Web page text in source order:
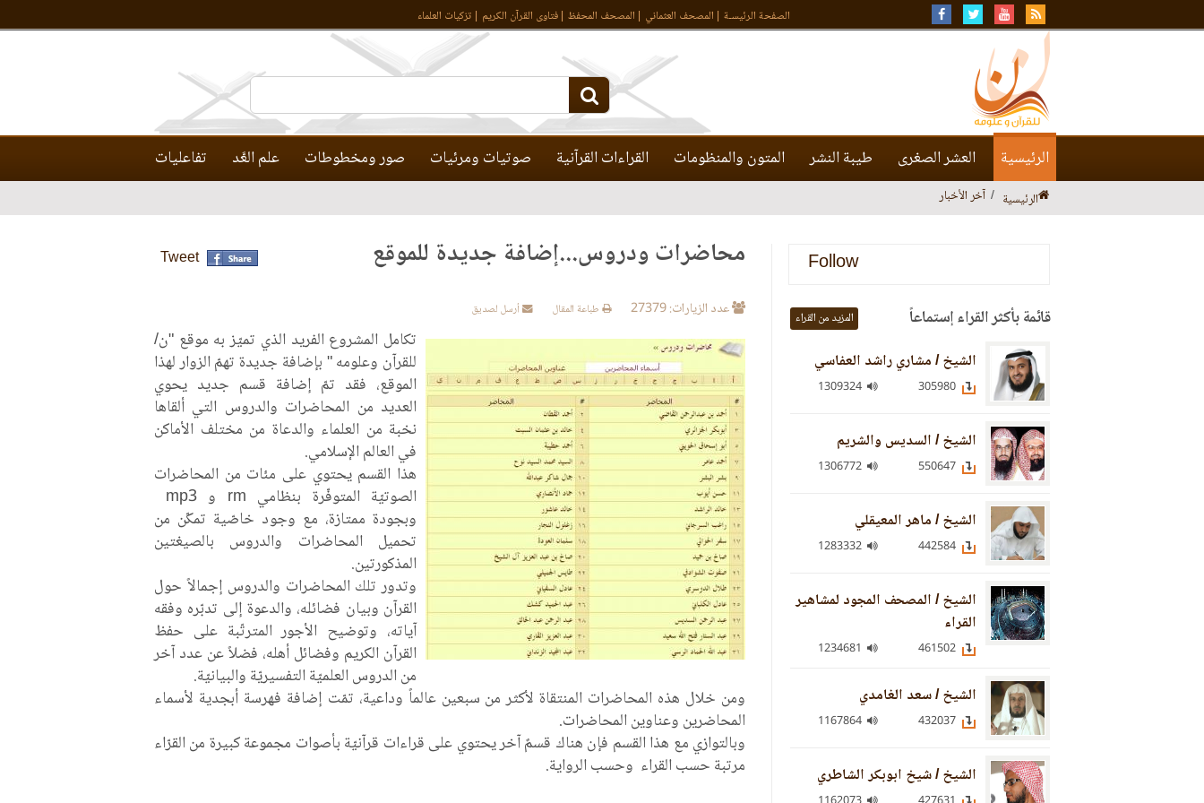
الصفحة الرئيسـة المصحف العثماني المصحف المحفظ فتاوى القرآن الكريم تزكيات العلماء
الرئيسية العشر الصغرى طيبة النشر المتون والمنظومات القراءات القرآنية صوتيات ومرئيات صور ومخطوطات علم العَّد تفاعليات
الرئيسية آخر الأخبار
محاضرات ودروس...إضافة جديدة للموقع Tweet
عدد الزيارات: 27379 طباعة المقال أرسل لصديق
تكامل المشروع الفريد الذي تميّز به موقع "ن/
للقرآن وعلومه " بإضافة جديدة تهمّ الزوار لهذا
الموقع، فقد تمّ إضافة قسم جديد يحوي
العديد من المحاضرات والدروس التي ألقاها
نخبة من العلماء والدعاة من مختلف الأماكن
في العالم الإسلامي.
هذا القسم يحتوي على مئات من المحاضرات
وبجودة ممتازة، مع وجود خاصّية تمكّن من
تحميل المحاضرات والدروس بالصيغتين
المذكورتين.
وتدور تلك المحاضرات والدروس إجمالاً حول
القرآن وبيان فضائله، والدعوة إلى تدبّره وفقه
آياته، وتوضيح الأجور المترتّبة على حفظ
القرآن الكريم وفضائل أهله، فضلاً عن عدد آخر
من الدروس العلميّة التفسيريّة والبيانيّة.
ومن خلال هذه المحاضرات المنتقاة لأكثر من سبعين عالماً وداعية، تمّت إضافة فهرسة أبجدية لأسماء
المحاضرين وعناوين المحاضرات.
وبالتوازي مع هذا القسم فإن هناك قسمٌ آخر يحتوي على قراءات قرآنيّة بأصوات مجموعة كبيرة من القرّاء
مرتبة حسب القراء وحسب الرواية.
Follow
قائمة بأكثر القراء إستماعاً المزيد من القراء
الشيخ / مشاري راشد العفاسي
الشيخ / السديس والشريم
الشيخ / ماهر المعيقلي
الشيخ / المصحف المجود لمشاهير
القراء
الشيخ / سعد الغامدي
الشيخ / شيخ ابوبكر الشاطري